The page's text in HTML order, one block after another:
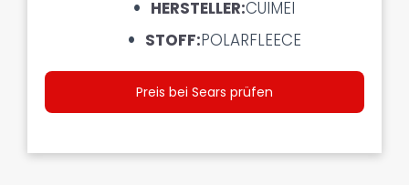
HERSTELLER:CUIMEI
STOFF:POLARFLEECE
Preis bei Sears prüfen